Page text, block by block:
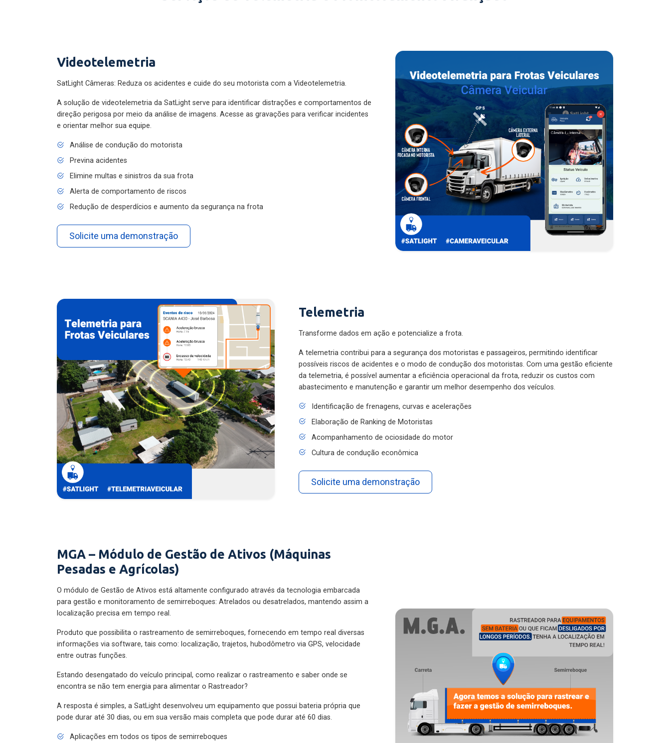
Videotelemetria
SatLight Câmeras: Reduza os acidentes e cuide do seu motorista com a Videotelemetria.
A solução de videotelemetria da SatLight serve para identificar distrações e comportamentos de
direção perigosa por meio da análise de imagens. Acesse as gravações para verificar incidentes
e orientar melhor sua equipe.
Análise de condução do motorista
Previna acidentes
Elimine multas e sinistros da sua frota
Alerta de comportamento de riscos
Redução de desperdícios e aumento da segurança na frota
Solicite uma demonstração
Telemetria
Transforme dados em ação e potencialize a frota.
A telemetria contribui para a segurança dos motoristas e passageiros, permitindo identificar
possíveis riscos de acidentes e o modo de condução dos motoristas. Com uma gestão eficiente
da telemetria, é possível aumentar a eficiência operacional da frota, reduzir os custos com
abastecimento e manutenção e garantir um melhor desempenho dos veículos.
Identificação de frenagens, curvas e acelerações
Elaboração de Ranking de Motoristas
Acompanhamento de ociosidade do motor
Cultura de condução econômica
Solicite uma demonstração
MGA – Módulo de Gestão de Ativos (Máquinas
Pesadas e Agrícolas)
O módulo de Gestão de Ativos está altamente configurado através da tecnologia embarcada
para gestão e monitoramento de semirreboques: Atrelados ou desatrelados, mantendo assim a
localização precisa em tempo real.
Produto que possibilita o rastreamento de semirreboques, fornecendo em tempo real diversas
informações via software, tais como: localização, trajetos, hubodômetro via GPS, velocidade
entre outras funções.
Estando desengatado do veículo principal, como realizar o rastreamento e saber onde se
encontra se não tem energia para alimentar o Rastreador?
A resposta é simples, a SatLight desenvolveu um equipamento que possui bateria própria que
pode durar até 30 dias, ou em sua versão mais completa que pode durar até 60 dias.
Aplicações em todos os tipos de semirreboques